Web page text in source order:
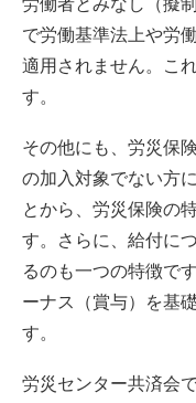
で労働基準法上や労
適用されません。こ
す。
その他にも、労災保
の加入対象でない方
とから、労災保険の
す。さらに、給付に
るのも一つの特徴で
ーナス（賞与）を基
す。
労災センター共済会